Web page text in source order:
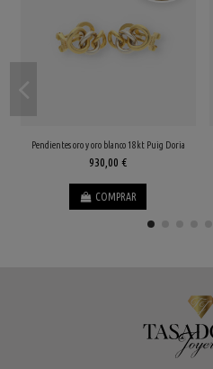
Pendientes oro y oro blanco 18kt Puig Doria
930,00 €
COMPRAR